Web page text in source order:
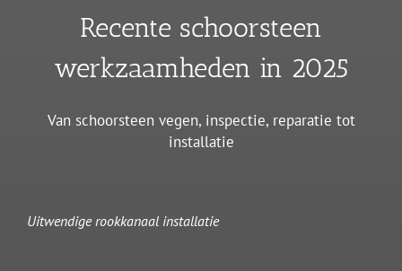
Recente schoorsteen
werkzaamheden in 2025
Van schoorsteen vegen, inspectie, reparatie tot
installatie
Uitwendige rookkanaal installatie